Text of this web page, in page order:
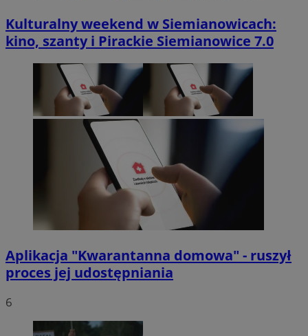
Kulturalny weekend w Siemianowicach:
kino, szanty i Pirackie Siemianowice 7.0
Aplikacja "Kwarantanna domowa" - ruszył
proces jej udostępniania
6